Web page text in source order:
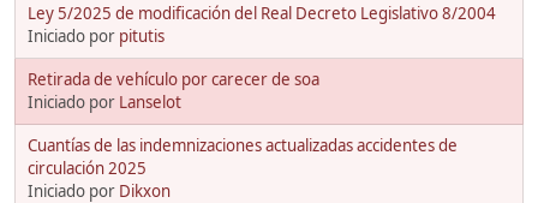
Ley 5/2025 de modificación del Real Decreto Legislativo 8/2004
Iniciado por pitutis
Retirada de vehículo por carecer de soa
Iniciado por Lanselot
Cuantías de las indemnizaciones actualizadas accidentes de
circulación 2025
Iniciado por Dikxon